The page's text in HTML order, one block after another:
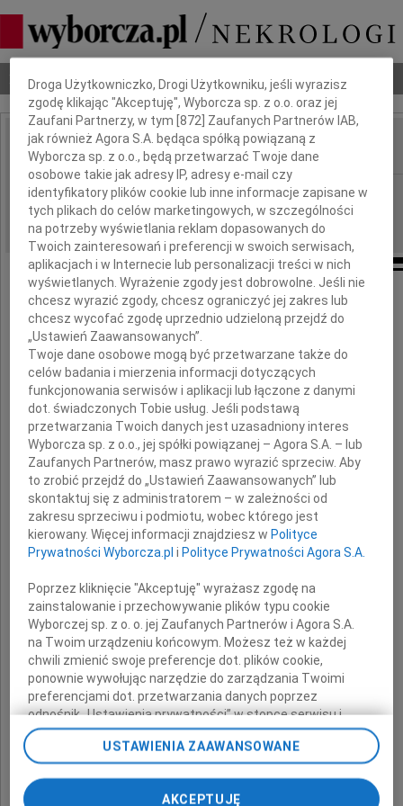
Nekrologi Odeszli Poradnik pogrzebowy
IMIĘ I NAZWISKO:
REGION: Gdańsk
DATA EMISJI: 09.09.2011
Joannie Barczyk
oraz całej Jej Rodzinie
wyrazy głębokiego współczucia
z powodu śmierci
Babci
składają
Zarząd firmy Sevenet S.A
Dbamy o Twoją prywatność
Droga Użytkowniczko, Drogi Użytkowniku, jeśli wyrazisz
zgodę klikając "Akceptuję", Wyborcza sp. z o.o. oraz jej
Zaufani Partnerzy, w tym [872 ] Zaufanych Partnerów IAB,
jak również Agora S.A. będąca spółką powiązaną z
Wyborcza sp. z o.o., będą przetwarzać Twoje dane
osobowe takie jak adresy IP, adresy e-mail czy
identyfikatory plików cookie lub inne informacje zapisane w
tych plikach do celów marketingowych, w szczególności
na potrzeby wyświetlania reklam dopasowanych do
Twoich zainteresowań i preferencji w swoich serwisach,
aplikacjach i w Internecie lub personalizacji treści w nich
wyświetlanych. Wyrażenie zgody jest dobrowolne. Jeśli nie
chcesz wyrazić zgody, chcesz ograniczyć jej zakres lub
chcesz wycofać zgodę uprzednio udzieloną przejdź do
„Ustawień Zaawansowanych”.
Twoje dane osobowe mogą być przetwarzane także do
celów badania i mierzenia informacji dotyczących
funkcjonowania serwisów i aplikacji lub łączone z danymi
dot. świadczonych Tobie usług. Jeśli podstawą
przetwarzania Twoich danych jest uzasadniony interes
Wyborcza sp. z o.o., jej spółki powiązanej – Agora S.A. – lub
Zaufanych Partnerów, masz prawo wyrazić sprzeciw. Aby
to zrobić przejdź do „Ustawień Zaawansowanych” lub
skontaktuj się z administratorem – w zależności od
zakresu sprzeciwu i podmiotu, wobec którego jest
kierowany. Więcej informacji znajdziesz w Polityce
Prywatności Wyborcza.pl i Polityce Prywatności Agora S.A.
Poprzez kliknięcie "Akceptuję" wyrażasz zgodę na
zainstalowanie i przechowywanie plików typu cookie
Wyborczej sp. z o. o. jej Zaufanych Partnerów i Agora S.A.
na Twoim urządzeniu końcowym. Możesz też w każdej
chwili zmienić swoje preferencje dot. plików cookie,
ponownie wywołując narzędzie do zarządzania Twoimi
preferencjami dot. przetwarzania danych poprzez
odnośnik „Ustawienia prywatności” w stopce serwisu i
przechodząc do sekcji „Ustawienia zaawansowane”.
Zmiana ustawień plików cookie możliwa jest także za
pomocą ustawień przeglądarki.
USTAWIENIA ZAAWANSOWANE
AKCEPTUJĘ